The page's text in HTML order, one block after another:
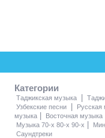
Категории
Таджикская музыка |
Узбекские песни | Русская
музыка | Восточная музыка
Музыка 70-х 80-х 90-х |
Саундтреки